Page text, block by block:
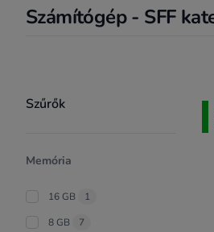
Számítógép - SFF
Product filter
Szűrők
Memória
16 GB
1
8 GB
7